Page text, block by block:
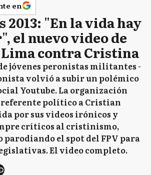
en
2013: "En la vida hay
el nuevo video de
Lima contra Cristina
jóvenes peronistas militantes -
volvió a subir un polémico
Youtube. La organización
referente político a Cristian
por sus videos irónicos y
críticos al cristinismo,
el spot del FPV para
El video completo.